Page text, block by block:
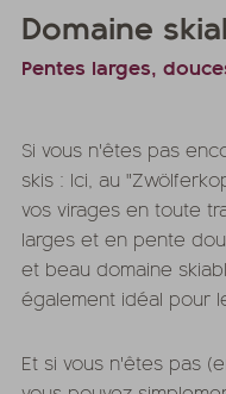
Domaine
Pentes larges,
Si vous n'êtes pas
skis : Ici, au
vos virages en toute
larges et en pente
et beau domaine
également idéal pour
Et si vous n'êtes pas